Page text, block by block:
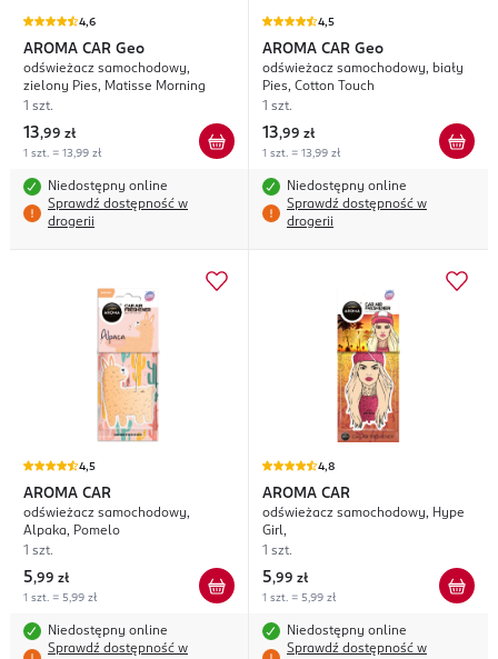
4,6
AROMA CAR Geo
odświeżacz samochodowy,
zielony Pies, Matisse Morning
1 szt.
13,99 zł
1 szt. = 13,99 zł
Niedostępny online
Sprawdź dostępność w
drogerii
4,5
AROMA CAR Geo
odświeżacz samochodowy, biały
Pies, Cotton Touch
1 szt.
13,99 zł
1 szt. = 13,99 zł
Niedostępny online
Sprawdź dostępność w
drogerii
4,5
AROMA CAR
odświeżacz samochodowy,
Alpaka, Pomelo
1 szt.
5,99 zł
1 szt. = 5,99 zł
Niedostępny online
Sprawdź dostępność w
4,8
AROMA CAR
odświeżacz samochodowy, Hype
Girl,
1 szt.
5,99 zł
1 szt. = 5,99 zł
Niedostępny online
Sprawdź dostępność w